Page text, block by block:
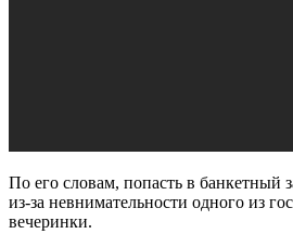
По его словам, попасть в банкетный
из-за невнимательности одного из
вечеринки.